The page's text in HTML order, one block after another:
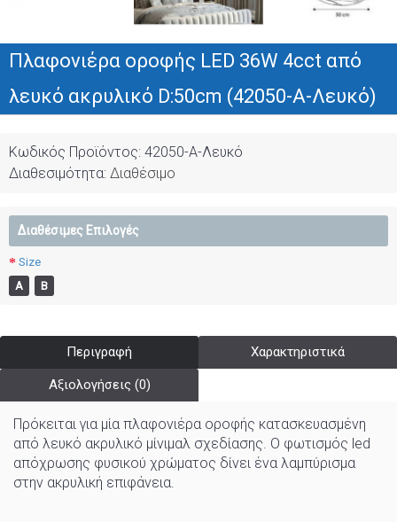
Πλαφονιέρα οροφής LED 36W 4cct από
λευκό ακρυλικό D:50cm (42050-Α-Λευκό)
Κωδικός Προϊόντος: 42050-Α-Λευκό
Διαθεσιμότητα: Διαθέσιμο
Διαθέσιμες Επιλογές
Size
Α
Β
Περιγραφή Χαρακτηριστικά
Αξιολογήσεις (0)
Πρόκειται για μία πλαφονιέρα οροφής κατασκευασμένη
από λευκό ακρυλικό μίνιμαλ σχεδίασης. Ο φωτισμός led
απόχρωσης φυσικού χρώματος δίνει ένα λαμπύρισμα
στην ακρυλική επιφάνεια.